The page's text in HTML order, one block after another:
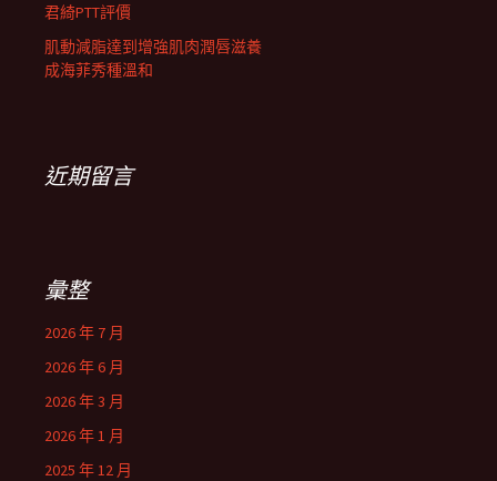
君綺PTT評價
肌動減脂達到增強肌肉潤唇滋養
成海菲秀種溫和
近期留言
彙整
2026 年 7 月
2026 年 6 月
2026 年 3 月
2026 年 1 月
2025 年 12 月